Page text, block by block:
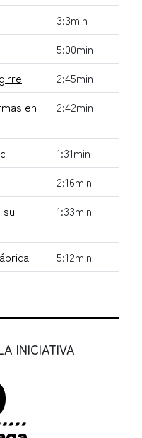
3:3min
5:00min
2:45min
en
2:42min
1:31min
2:16min
1:33min
5:12min
INICIATIVA